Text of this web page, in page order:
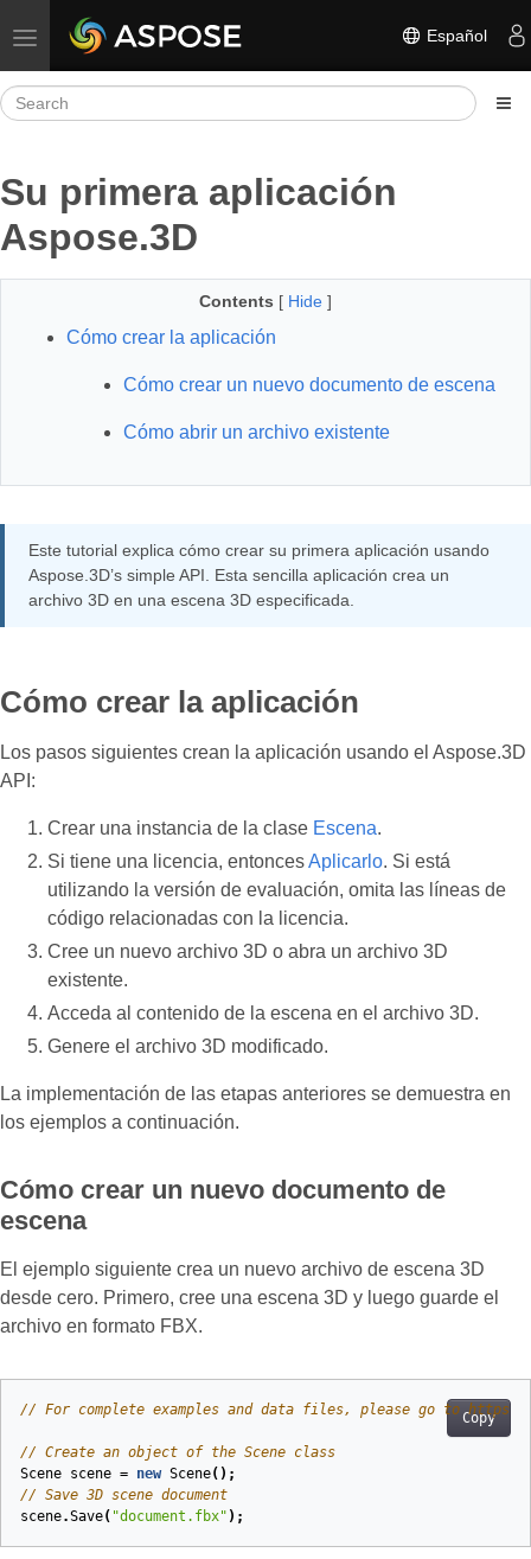
Toggle navigation Español
Su primera aplicación
Aspose.3D
Contents [ Hide ]
Cómo crear la aplicación
Cómo crear un nuevo documento de escena
Cómo abrir un archivo existente
Este tutorial explica cómo crear su primera aplicación usando
Aspose.3D’s simple API. Esta sencilla aplicación crea un
archivo 3D en una escena 3D especificada.
Cómo crear la aplicación
Los pasos siguientes crean la aplicación usando el Aspose.3D
API:
Crear una instancia de la clase Escena.
Si tiene una licencia, entoncesAplicarlo. Si está
utilizando la versión de evaluación, omita las líneas de
código relacionadas con la licencia.
Cree un nuevo archivo 3D o abra un archivo 3D
existente.
Acceda al contenido de la escena en el archivo 3D.
Genere el archivo 3D modificado.
La implementación de las etapas anteriores se demuestra en
los ejemplos a continuación.
Cómo crear un nuevo documento de
escena
El ejemplo siguiente crea un nuevo archivo de escena 3D
desde cero. Primero, cree una escena 3D y luego guarde el
archivo en formato FBX.
Copy
// For complete examples and data files, please go to https://
// Create an object of the Scene class
Scene scene = new Scene();
// Save 3D scene document
scene.Save( "document.fbx" );